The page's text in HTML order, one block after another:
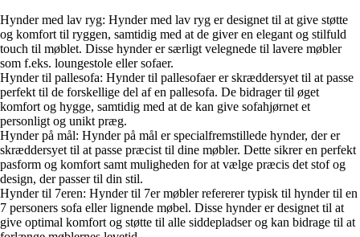
Hynder med lav ryg: Hynder med lav ryg er designet til at give støtte
og komfort til ryggen, samtidig med at de giver en elegant og stilfuld
touch til møblet. Disse hynder er særligt velegnede til lavere møbler
som f.eks. loungestole eller sofaer.
Hynder til pallesofa: Hynder til pallesofaer er skræddersyet til at passe
perfekt til de forskellige del af en pallesofa. De bidrager til øget
komfort og hygge, samtidig med at de kan give sofahjørnet et
personligt og unikt præg.
Hynder på mål: Hynder på mål er specialfremstillede hynder, der er
skræddersyet til at passe præcist til dine møbler. Dette sikrer en perfekt
pasform og komfort samt muligheden for at vælge præcis det stof og
design, der passer til din stil.
Hynder til 7eren: Hynder til 7er møbler refererer typisk til hynder til en
7 personers sofa eller lignende møbel. Disse hynder er designet til at
give optimal komfort og støtte til alle siddepladser og kan bidrage til at